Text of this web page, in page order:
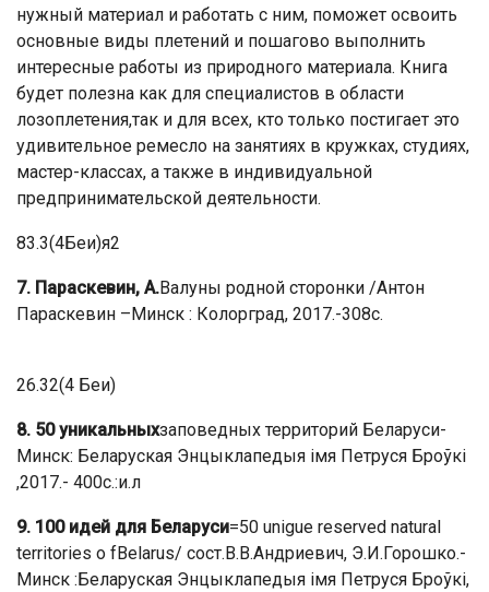
нужный материал и работать с ним, поможет освоить
основные виды плетений и пошагово выполнить
интересные работы из природного материала. Книга
будет полезна как для специалистов в области
лозоплетения,так и для всех, кто только постигает это
удивительное ремесло на занятиях в кружках, студиях,
мастер-классах, а также в индивидуальной
предпринимательской деятельности.
83.3(4Беи)я2
7. Параскевин, А.Валуны родной сторонки /Антон
Параскевин –Минск : Колорград, 2017.-308с.
26.32(4 Беи)
8. 50 уникальныхзаповедных территорий Беларуси-
Минск: Беларуская Энцыклапедыя імя Петруся Броўкі
,2017.- 400с.:и.л
9. 100 идей для Беларуси=50 unigue reserved natural
territories o fBelarus/ сост.В.В.Андриевич, Э.И.Горошко.-
Минск :Беларуская Энцыклапедыя імя Петруся Броўкі,